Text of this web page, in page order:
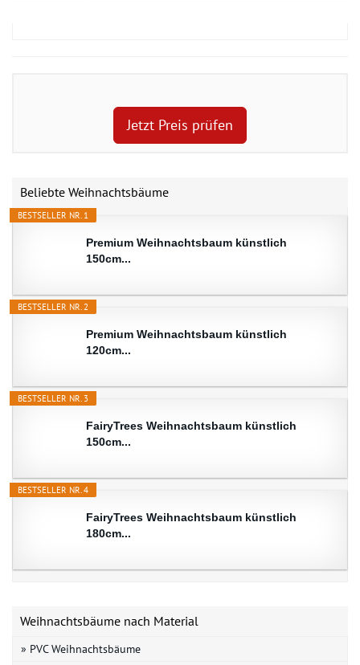
Jetzt Preis prüfen
Beliebte Weihnachtsbäume
BESTSELLER NR. 1
Premium Weihnachtsbaum künstlich
150cm...
BESTSELLER NR. 2
Premium Weihnachtsbaum künstlich
120cm...
BESTSELLER NR. 3
FairyTrees Weihnachtsbaum künstlich
150cm...
BESTSELLER NR. 4
FairyTrees Weihnachtsbaum künstlich
180cm...
Weihnachtsbäume nach Material
» PVC Weihnachtsbäume